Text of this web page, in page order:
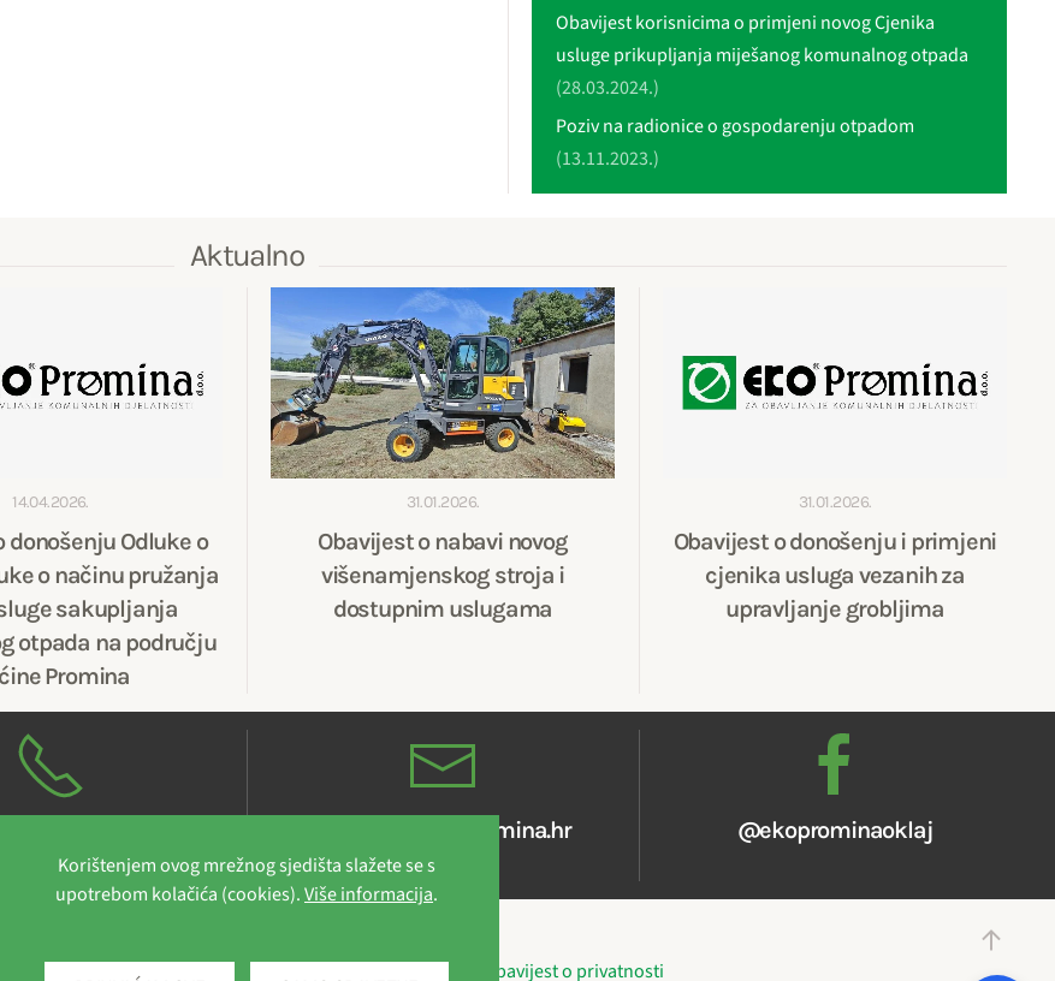
Obavijest korisnicima o primjeni novog Cjenika
usluge prikupljanja miješanog komunalnog otpada
(28.03.2024.)
Poziv na radionice o gospodarenju otpadom
(13.11.2023.)
Aktualno
14.04.2026.
donošenju Odluke o
o načinu pružanja
sakupljanja
otpada na području
Promina
31.01.2026.
Obavijest o nabavi novog
višenamjenskog stroja i
dostupnim uslugama
31.01.2026.
Obavijest o donošenju i primjeni
cjenika usluga vezanih za
upravljanje grobljima
881 046 kontakt@eko-promina.hr @ekoprominaoklaj
Digitalna pristupačnost Obavijest o privatnosti
Korištenjem ovog mrežnog sjedišta slažete se s
upotrebom kolačića (cookies).Više informacija.